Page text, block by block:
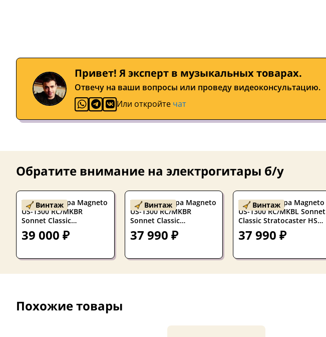
Привет! Я эксперт в музыкальных товарах.
Отвечу на ваши вопросы или проведу видеоконсультацию.
Или откройте чат
Обратите внимание на электрогитары б/у
Винтаж
Электрогитара Magneto
US-1300 RC/MKBR
Sonnet Classic
Stratocaster HSS Metallic
Brown 2025s
39 000 ₽
Винтаж
Электрогитара Magneto
US-1300 RC/MKBR
Sonnet Classic
Stratocaster HSS Metallic
Brown 2025s
37 990 ₽
Винтаж
Электрогитара Magneto
US-1300 RC/MKBL Sonnet
Classic Stratocaster HSS
Metallic Blue 2025s
37 990 ₽
Похожие товары